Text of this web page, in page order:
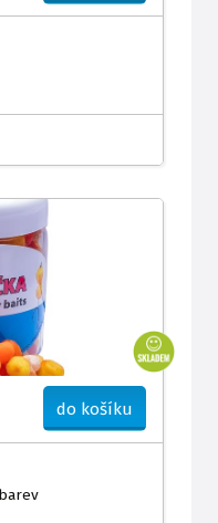
do košíku